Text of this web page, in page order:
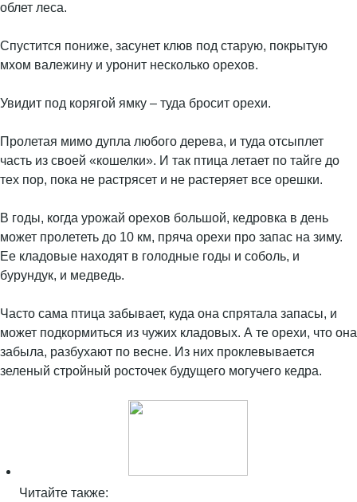
облет леса.
Спустится пониже, засунет клюв под старую, покрытую
мхом валежину и уронит несколько орехов.
Увидит под корягой ямку – туда бросит орехи.
Пролетая мимо дупла любого дерева, и туда отсыплет
часть из своей «кошелки». И так птица летает по тайге до
тех пор, пока не растрясет и не растеряет все орешки.
В годы, когда урожай орехов большой, кедровка в день
может пролететь до 10 км, пряча орехи про запас на зиму.
Ее кладовые находят в голодные годы и соболь, и
бурундук, и медведь.
Часто сама птица забывает, куда она спрятала запасы, и
может подкормиться из чужих кладовых. А те орехи, что она
забыла, разбухают по весне. Из них проклевывается
зеленый стройный росточек будущего могучего кедра.
Читайте также: